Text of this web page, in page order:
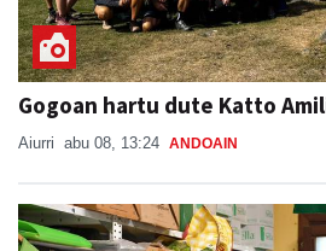
Gogoan hartu dute Katto